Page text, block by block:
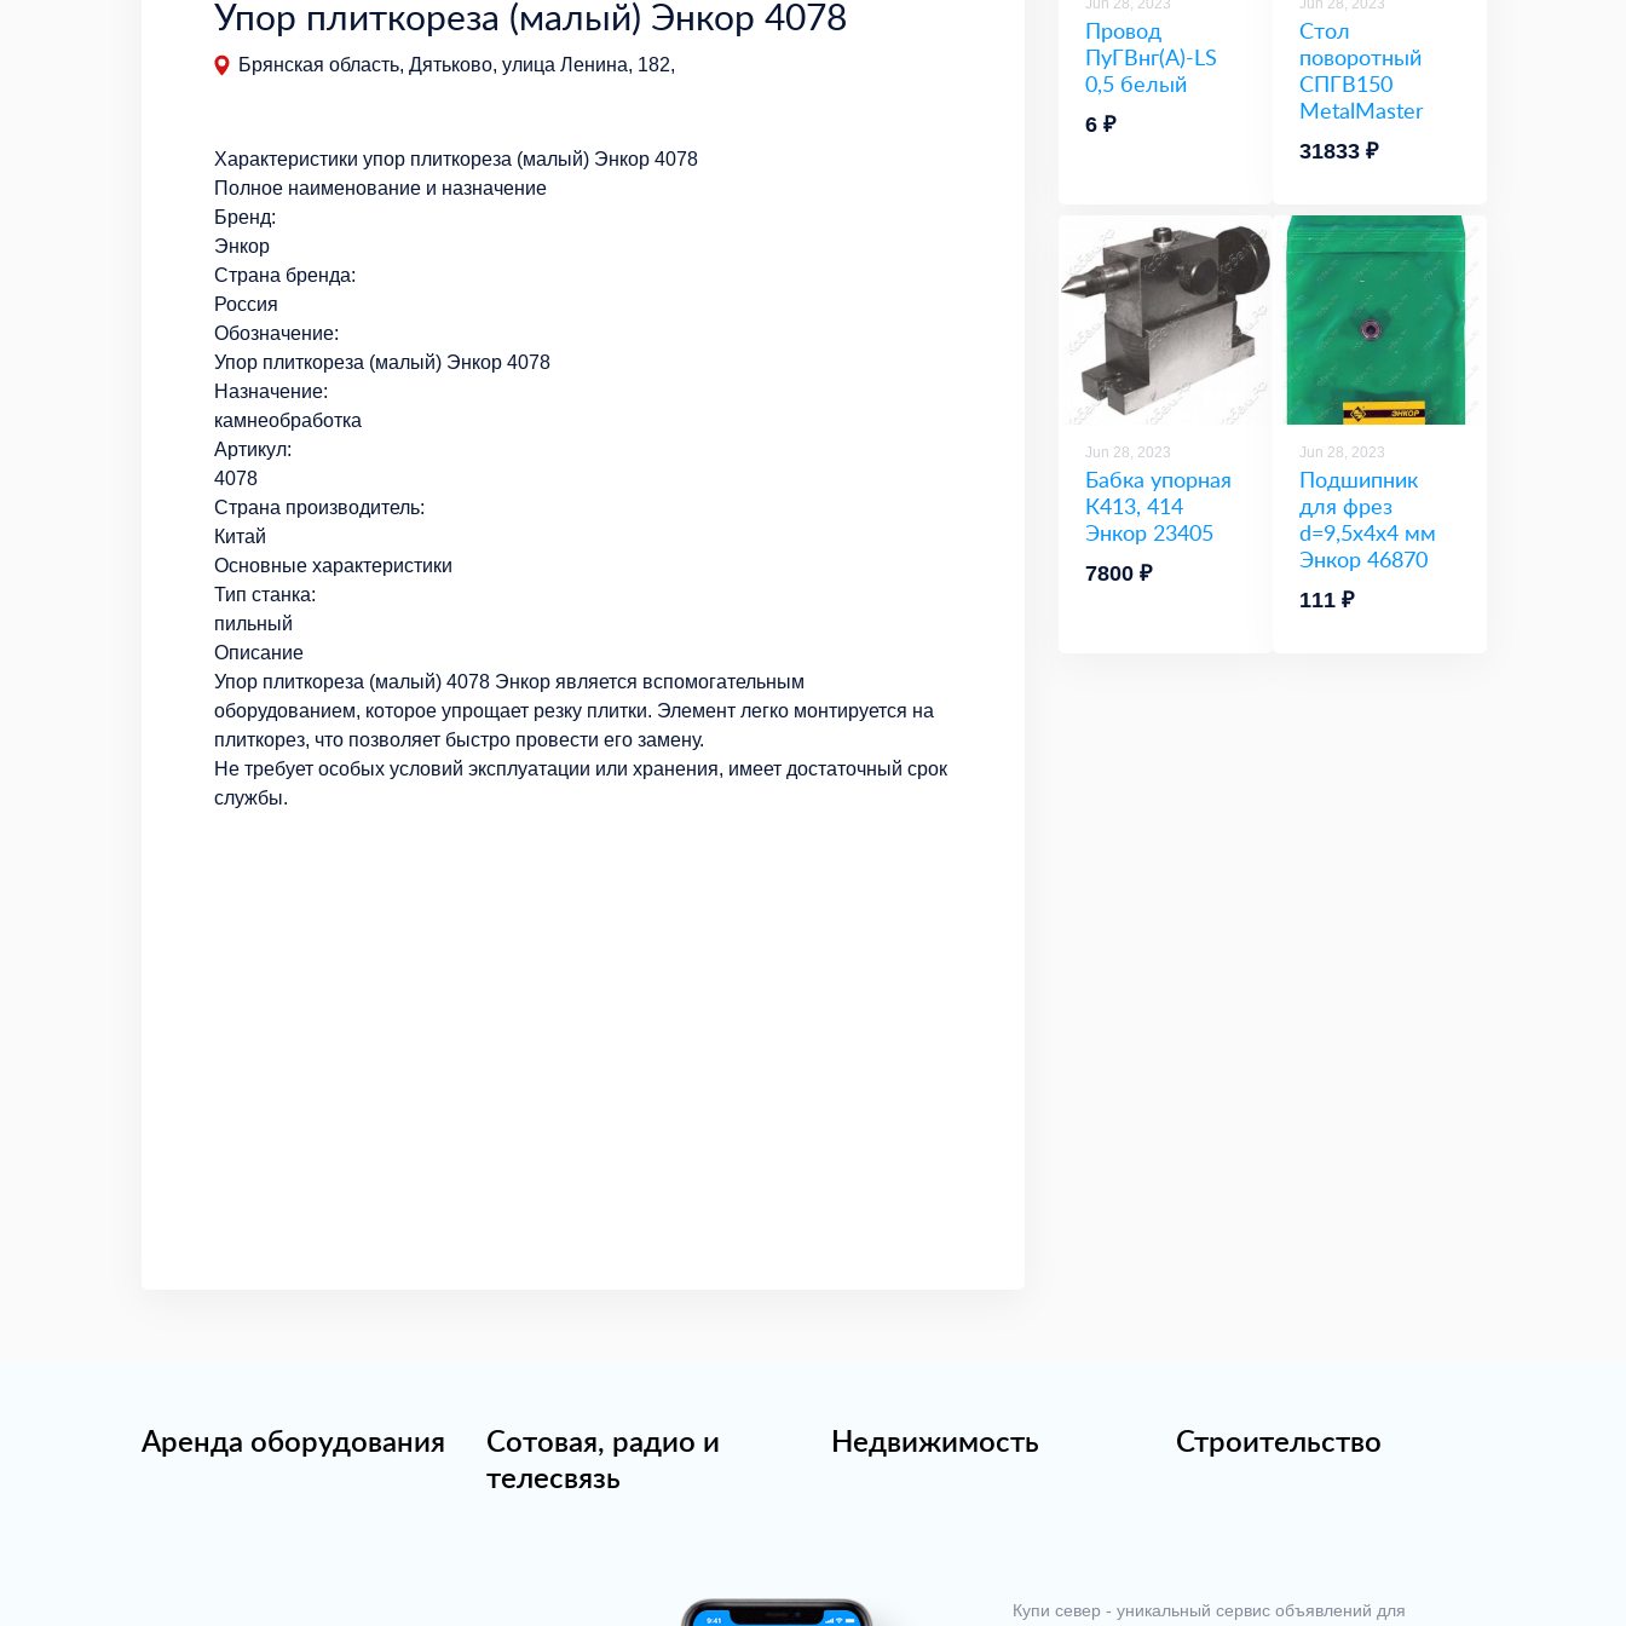
Упор плиткореза (малый) Энкор 4078
Брянская область, Дятьково, улица Ленина, 182,
Характеристики упор плиткореза (малый) Энкор 4078
Полное наименование и назначение
Бренд:
Энкор
Страна бренда:
Россия
Обозначение:
Упор плиткореза (малый) Энкор 4078
Назначение:
камнеобработка
Артикул:
4078
Страна производитель:
Китай
Основные характеристики
Тип станка:
пильный
Описание
Упор плиткореза (малый) 4078 Энкор является вспомогательным
оборудованием, которое упрощает резку плитки. Элемент легко монтируется на
плиткорез, что позволяет быстро провести его замену.
Не требует особых условий эксплуатации или хранения, имеет достаточный срок
Jun 28, 2023
Провод
ПуГВнг(A)-LS
0,5 белый
6 ₽
Jun 28, 2023
Стол
поворотный
СПГВ150
MetalMaster
31833 ₽
Jun 28, 2023
Бабка упорная
К413, 414
Энкор 23405
7800 ₽
Jun 28, 2023
Подшипник
для фрез
d=9,5х4х4 мм
Энкор 46870
111 ₽
Аренда оборудования
Сотовая, радио и
телесвязь
Недвижимость Строительство
Купи север - уникальный сервис объявлений для